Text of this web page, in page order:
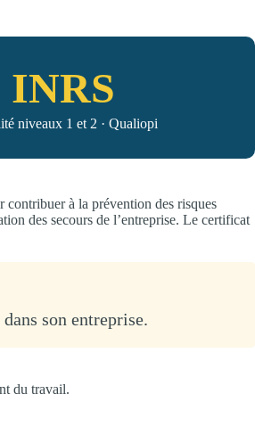
INRS
niveaux 1 et 2 · Qualiopi
contribuer à la prévention des risques
des secours de l’entreprise. Le certificat
son entreprise.
du travail.